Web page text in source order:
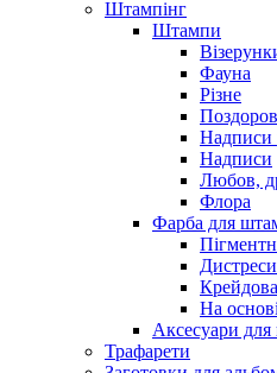
Штампінг
Штампи
Фауна
Різне
Надписи
Надписи
Любов,
Флора
Фарба для
На
Аксесуари
Трафарети